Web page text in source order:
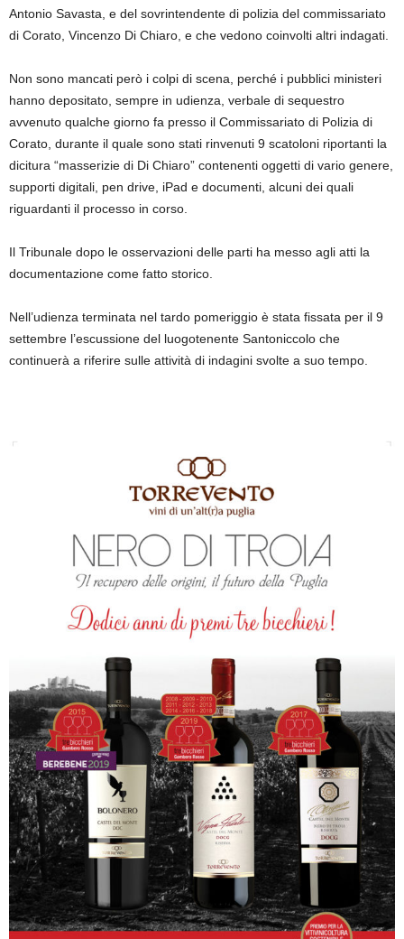
Antonio Savasta, e del sovrintendente di polizia del commissariato
di Corato, Vincenzo Di Chiaro, e che vedono coinvolti altri indagati.
Non sono mancati però i colpi di scena, perché i pubblici ministeri
hanno depositato, sempre in udienza, verbale di sequestro
avvenuto qualche giorno fa presso il Commissariato di Polizia di
Corato, durante il quale sono stati rinvenuti 9 scatoloni riportanti la
dicitura “masserizie di Di Chiaro” contenenti oggetti di vario genere,
supporti digitali, pen drive, iPad e documenti, alcuni dei quali
riguardanti il processo in corso.
Il Tribunale dopo le osservazioni delle parti ha messo agli atti la
documentazione come fatto storico.
Nell’udienza terminata nel tardo pomeriggio è stata fissata per il 9
settembre l’escussione del luogotenente Santoniccolo che
continuerà a riferire sulle attività di indagini svolte a suo tempo.